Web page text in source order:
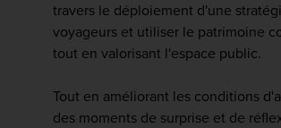
travers le déploiement d'une
voyageurs et utiliser le patrimoine
tout en valorisant l'espace public.
Tout en améliorant les conditions
des moments de surprise et de